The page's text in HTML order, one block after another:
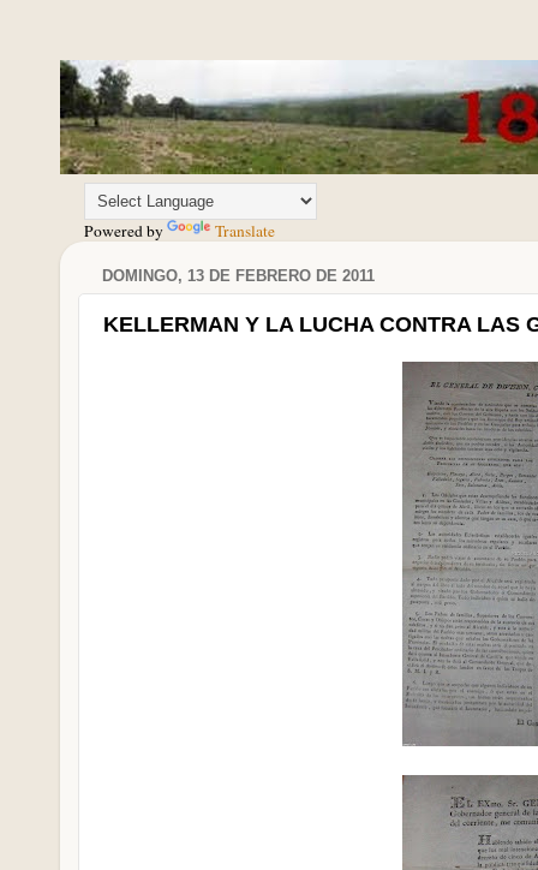
Powered by Translate
DOMINGO, 13 DE FEBRERO DE 2011
KELLERMAN Y LA LUCHA CONTRA LAS